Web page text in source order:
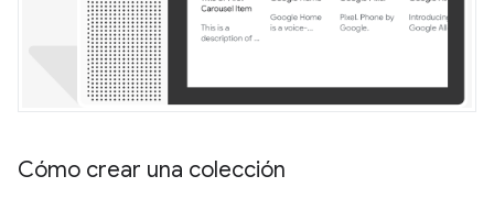
Cómo crear una colección